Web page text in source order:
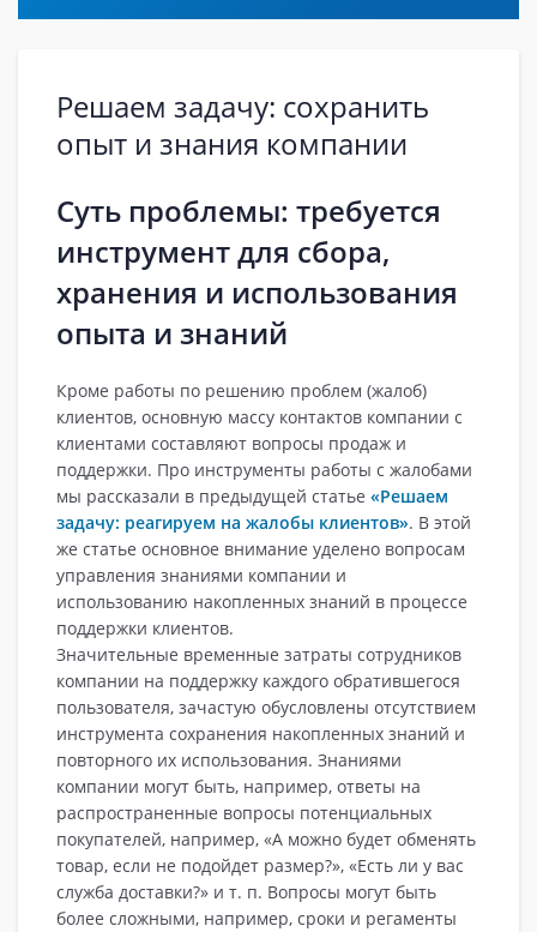
Решаем задачу: сохранить
опыт и знания компании
Суть проблемы: требуется
инструмент для сбора,
хранения и использования
опыта и знаний
Кроме работы по решению проблем (жалоб)
клиентов, основную массу контактов компании с
клиентами составляют вопросы продаж и
поддержки. Про инструменты работы с жалобами
мы рассказали в предыдущей статье «Решаем
задачу: реагируем на жалобы клиентов». В этой
же статье основное внимание уделено вопросам
управления знаниями компании и
использованию накопленных знаний в процессе
поддержки клиентов.
Значительные временные затраты сотрудников
компании на поддержку каждого обратившегося
пользователя, зачастую обусловлены отсутствием
инструмента сохранения накопленных знаний и
повторного их использования. Знаниями
компании могут быть, например, ответы на
распространенные вопросы потенциальных
покупателей, например, «А можно будет обменять
товар, если не подойдет размер?», «Есть ли у вас
служба доставки?» и т. п. Вопросы могут быть
более сложными, например, сроки и регаменты